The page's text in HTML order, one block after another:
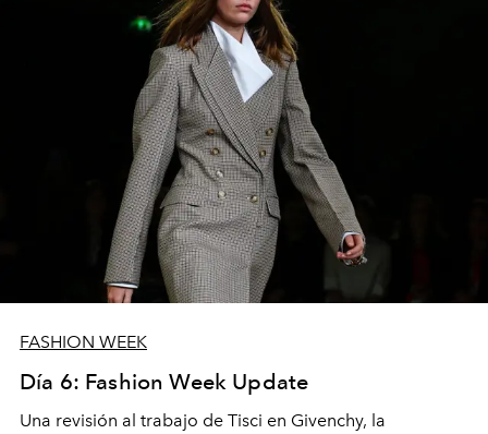
FASHION WEEK
Día 6: Fashion Week Update
Una revisión al trabajo de Tisci en Givenchy, la